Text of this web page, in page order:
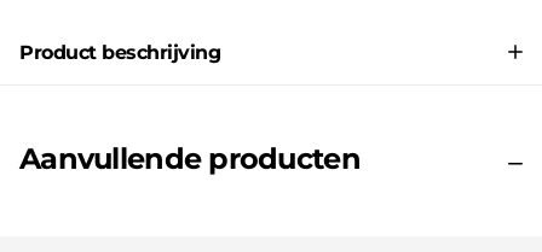
Product beschrijving
Aanvullende producten